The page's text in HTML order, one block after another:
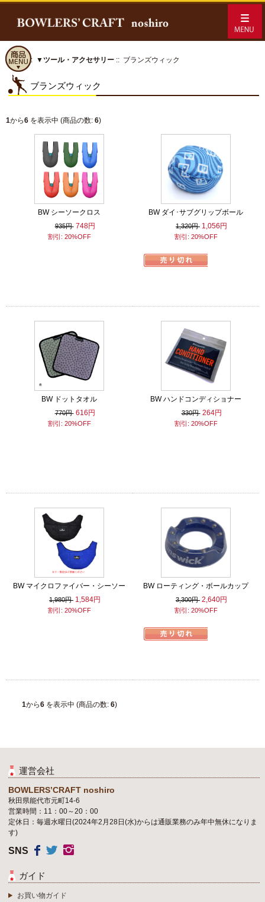
ホーム:: ▼ツール・アクセサリー :: ブランズウィック
ブランズウィック
1から6 を表示中 (商品の数: 6)
BW シーソークロス
935円 748円
割引: 20%OFF
BW ダイ･サブグリップボール
1,320円 1,056円
割引: 20%OFF
BW ドットタオル
770円 616円
割引: 20%OFF
BW ハンドコンディショナー
330円 264円
割引: 20%OFF
BW マイクロファイバー・シーソー
1,980円 1,584円
割引: 20%OFF
BW ローティング・ボールカップ
3,300円 2,640円
割引: 20%OFF
1から6を表示中 (商品の数: 6)
運営会社
BOWLERS’CRAFT noshiro
秋田県能代市元町14-6
営業時間：11：00～20：00
定休日：毎週水曜日(2024年2月28日(水)からは通販業務のみ年中無休になりま
す)
SNS
ガイド
お買い物ガイド